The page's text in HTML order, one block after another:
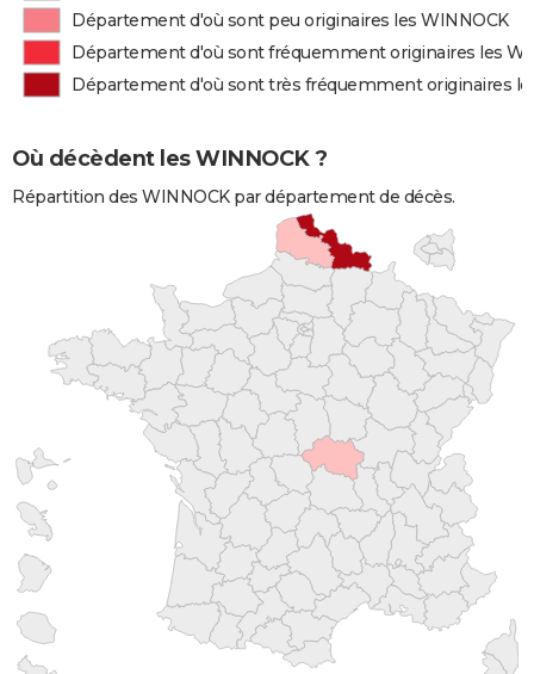
Département d'où sont peu originaires les WINNOCK
Département d'où sont fréquemment originaires les
Département d'où sont très fréquemment originaires
Où décèdent les WINNOCK ?
Répartition des WINNOCK par département de décès.